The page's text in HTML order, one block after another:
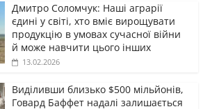
Дмитро Соломчук: Наші аграрії
єдині у світі, хто вміє вирощувати
продукцію в умовах сучасної війни
й може навчити цього інших
13.02.2026
Виділивши близько $500 мільйонів,
Говард Баффет надалі залишається